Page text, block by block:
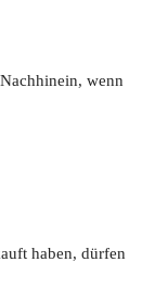
wenn
haben, dürfen